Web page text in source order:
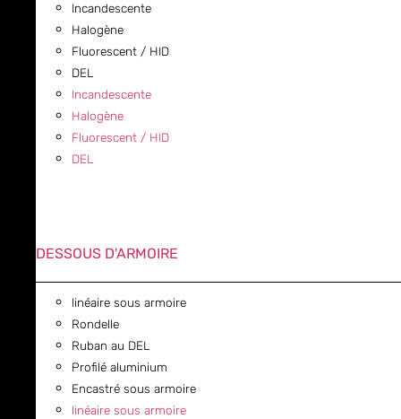
Incandescente
Halogène
Fluorescent / HID
DEL
Incandescente
Halogène
Fluorescent / HID
DEL
DESSOUS D'ARMOIRE
linéaire sous armoire
Rondelle
Ruban au DEL
Profilé aluminium
Encastré sous armoire
linéaire sous armoire